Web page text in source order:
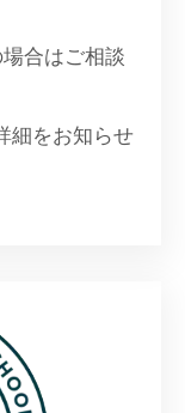
合はご相談
細をお知らせ